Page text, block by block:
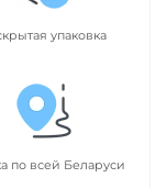
упаковка
по всей Беларуси